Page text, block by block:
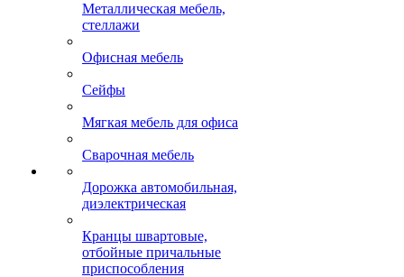
Металлическая мебель,
стеллажи
Офисная мебель
Сейфы
Мягкая мебель для офиса
Сварочная мебель
Дорожка автомобильная,
диэлектрическая
Кранцы швартовые,
отбойные причальные
приспособления